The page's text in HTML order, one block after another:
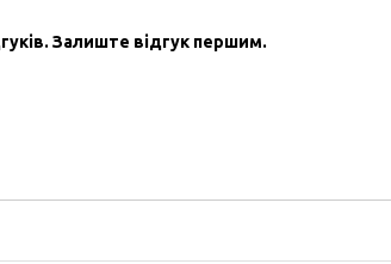
Залиште відгук першим.